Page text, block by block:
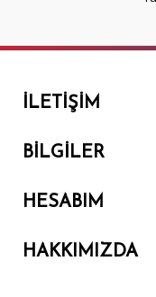
İLETIŞIM
BILGILER
HESABIM
HAKKIMIZDA